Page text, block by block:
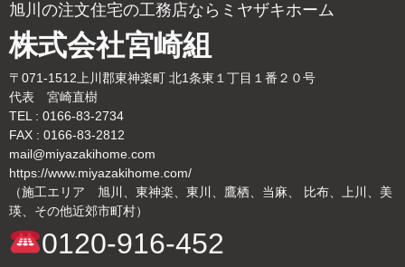
旭川の注文住宅の工務店ならミヤザキホーム
株式会社宮崎組
〒071-1512上川郡東神楽町 北1条東１丁目１番２０号
代表 宮崎直樹
TEL : 0166-83-2734
FAX : 0166-83-2812
mail@miyazakihome.com
https://www.miyazakihome.com/
（施工エリア 旭川、東神楽、東川、鷹栖、当麻、 比布、上川、美
瑛、その他近郊市町村）
0120-916-452